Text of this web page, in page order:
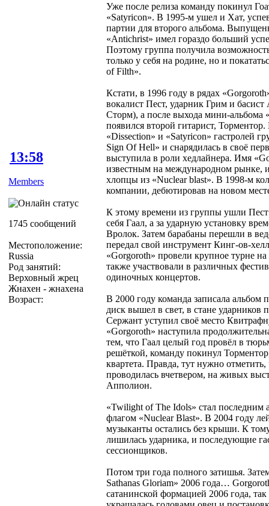
13:58
Members
1745 сообщений
Местоположение:
Russia
Род занятий:
Верховный жрец
Жнахен - жнахена
Возраст:
Уже после релиза команду покинул
«Satyricon». В 1995-м ушел и Хат,
партии для второго альбома.
«Antichrist» имел гораздо больший
Поэтому группа получила
только у себя на родине, но и
of Filth».
Кстати, в 1996 году в рядах
вокалист Пест, ударник Грим и басист
Сторм), а после выхода мини-альбома
появился второй гитарист,
«Dissection» и «Satyricon» гастролей
Sign Of Hell» и снарядилась в своё
выступила в роли хедлайнера. Имя
известным на международном рынке,
хлопцы из «Nuclear blast». В 1998-м
компании, дебютировав на новом
К этому времени из группы ушли Пест
себя Гаал, а за ударную установку
Вролок. Затем барабаны перешли в
передал свой инструмент Кинг-ов-
«Gorgoroth» провели крупное турне
также участвовали в различных
одиночных концертов.
В 2000 году команда записала альбом
диск вышел в свет, в стане ударников
Сержант уступил своё место
«Gorgoroth» наступила
тем, что Гаал целый год провёл в
решёткой, команду покинул
квартета. Правда, тут нужно отметить,
проводилась вчетвером, на живых
Апполион.
«Twilight of The Idols» стал
флагом «Nuclear Blast». В 2004 году
музыканты остались без крыши. К
лишилась ударника, и последующие
сессионщиков.
Потом три года полного затишья.
Sathanas Gloriam» 2006 года…
сатанинской формацией 2006 года,